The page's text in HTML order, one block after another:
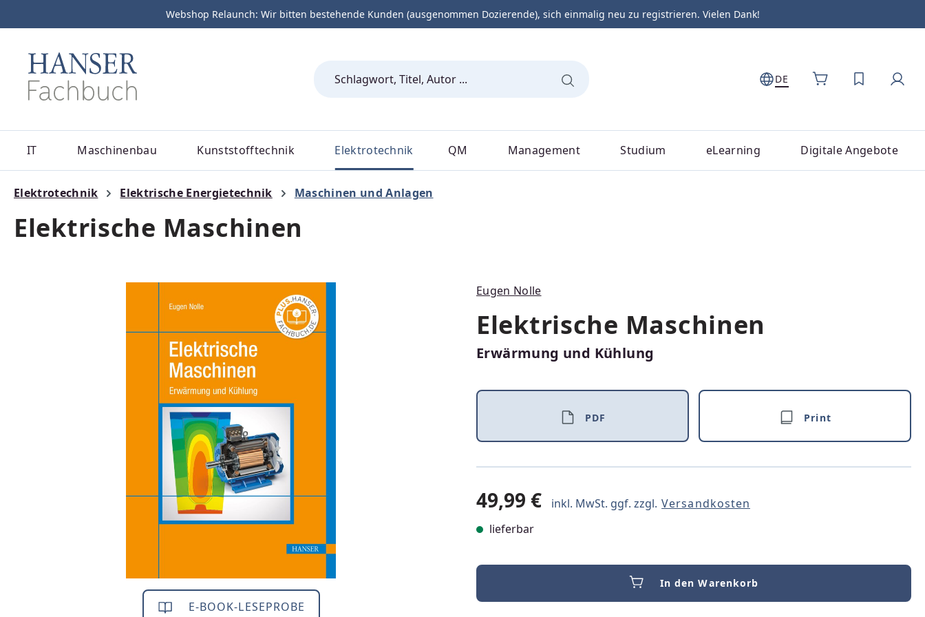
Zur Hauptnavigation springenWebshop Relaunch: Wir bitten bestehende Kunden (ausgenommen Dozierende), sich einmalig neu zu registrieren. Vielen Dank!
DE DU HAST 0
IT Maschinenbau Kunststofftechnik Elektrotechnik QM Management Studium eLearning Digitale Angebote
Elektrotechnik Elektrische Energietechnik Maschinen und Anlagen
Elektrische Maschinen
E-BOOK-LESEPROBE
Eugen Nolle
Elektrische Maschinen
Erwärmung und Kühlung
PDF Print
49,99 € inkl. MwSt. ggf. zzgl. Versandkosten
lieferbar
In den Warenkorb